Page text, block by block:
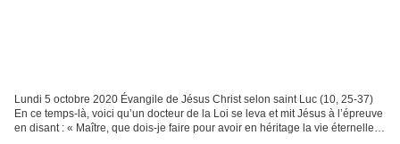
Lundi 5 octobre 2020 Évangile de Jésus Christ selon saint Luc (10, 25-37)
En ce temps-là, voici qu’un docteur de la Loi se leva et mit Jésus à l’épreuve
en disant : « Maître, que dois-je faire pour avoir en héritage la vie éternelle ?